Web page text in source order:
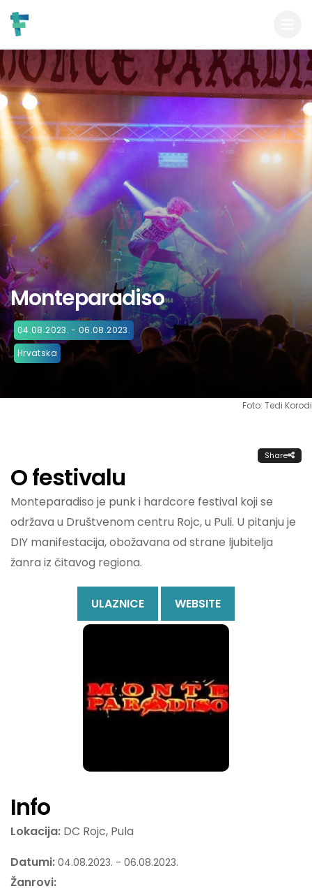
Monteparadiso
04.08.2023. - 06.08.2023.
Hrvatska
Foto: Tedi Korodi
Share
O festivalu
Monteparadiso je punk i hardcore festival koji se
održava u Društvenom centru Rojc, u Puli. U pitanju je
DIY manifestacija, obožavana od strane ljubitelja
žanra iz čitavog regiona.
ULAZNICE WEBSITE
Info
Lokacija: DC Rojc, Pula
Datumi: 04.08.2023. - 06.08.2023.
Žanrovi: